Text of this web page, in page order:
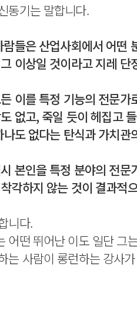
동기는 말합니다.
들은 산업사회에서 어떤
이상일 것이라고 지레 단
이를 특정 기능의 전문가
없고, 죽일 듯이 헤집고
도 없다는 탄식과 가치관
본인을 특정 분야의 전
각하지 않는 것이 결과적
니다.
어떤 뛰어난 이도 일단 그
는 사람이 롱런하는 강사